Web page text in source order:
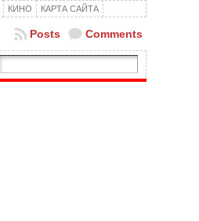
КИНО КАРТА САЙТА
Comments
Posts